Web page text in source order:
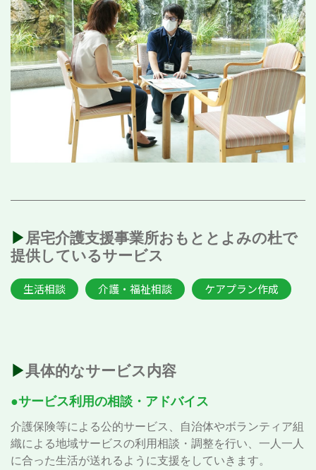
▶︎居宅介護支援事業所おもととよみの杜で
提供しているサービス
生活相談 介護・福祉相談 ケアプラン作成
▶︎具体的なサービス内容
●サービス利用の相談・アドバイス
介護保険等による公的サービス、自治体やボランティア組
織による地域サービスの利用相談・調整を行い、一人一人
に合った生活が送れるように支援をしていきます。